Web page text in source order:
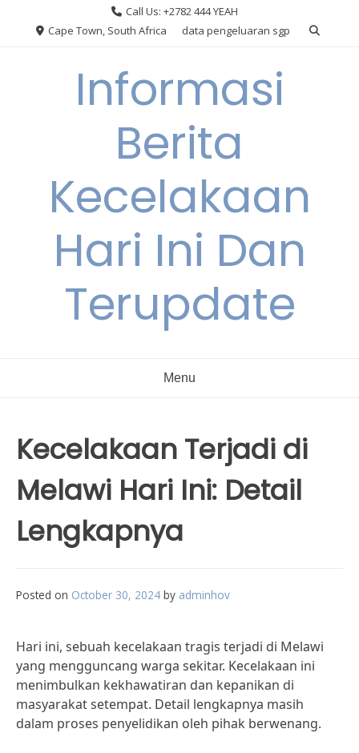
Call Us: +2782 444 YEAH
Cape Town, South Africa
data pengeluaran sgp
Informasi
Berita
Kecelakaan
Hari Ini Dan
Terupdate
Menu
Kecelakaan Terjadi di
Melawi Hari Ini: Detail
Lengkapnya
Posted on October 30, 2024 by adminhov
Hari ini, sebuah kecelakaan tragis terjadi di Melawi
yang mengguncang warga sekitar. Kecelakaan ini
menimbulkan kekhawatiran dan kepanikan di
masyarakat setempat. Detail lengkapnya masih
dalam proses penyelidikan oleh pihak berwenang.